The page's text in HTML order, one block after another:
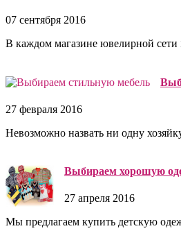
07 сентября 2016
В каждом магазине ювелирной
27 февраля 2016
Невозможно назвать ни одну
Выбираем хорошую
27 апреля 2016
Мы предлагаем купить детскую